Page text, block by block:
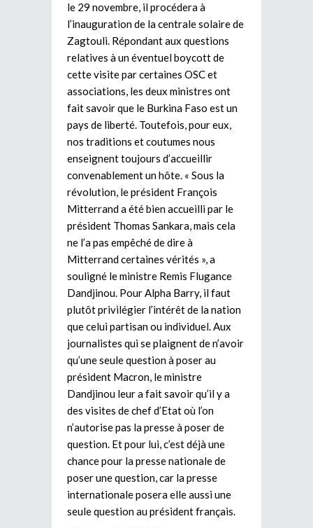
le 29 novembre, il procédera à
l’inauguration de la centrale solaire de
Zagtouli. Répondant aux questions
relatives à un éventuel boycott de
cette visite par certaines OSC et
associations, les deux ministres ont
fait savoir que le Burkina Faso est un
pays de liberté. Toutefois, pour eux,
nos traditions et coutumes nous
enseignent toujours d’accueillir
convenablement un hôte. « Sous la
révolution, le président François
Mitterrand a été bien accueilli par le
président Thomas Sankara, mais cela
ne l’a pas empêché de dire à
Mitterrand certaines vérités », a
souligné le ministre Remis Flugance
Dandjinou. Pour Alpha Barry, il faut
plutôt privilégier l’intérêt de la nation
que celui partisan ou individuel. Aux
journalistes qui se plaignent de n’avoir
qu’une seule question à poser au
président Macron, le ministre
Dandjinou leur a fait savoir qu’il y a
des visites de chef d’Etat où l’on
n’autorise pas la presse à poser de
question. Et pour lui, c’est déjà une
chance pour la presse nationale de
poser une question, car la presse
internationale posera elle aussi une
seule question au président français.